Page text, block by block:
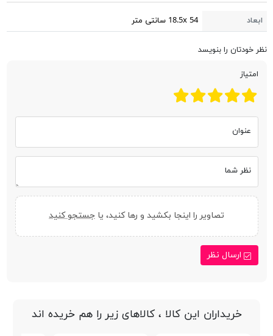
ابعاد 18.5x 54 سانتی متر
نظر خودتان را بنویسد
امتیاز
عنوان
نظر شما
تصاویر را اینجا بکشید و رها کنید، یا جستجو کنید
ارسال نظر
خریداران این کالا ، کالاهای زیر را هم خریده اند